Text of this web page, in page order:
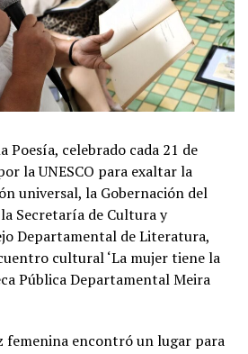
Poesía, celebrado cada 21 de
la UNESCO para exaltar la
universal, la Gobernación del
Secretaría de Cultura y
Departamental de Literatura,
cultural ‘La mujer tiene la
Pública Departamental Meira
femenina encontró un lugar para